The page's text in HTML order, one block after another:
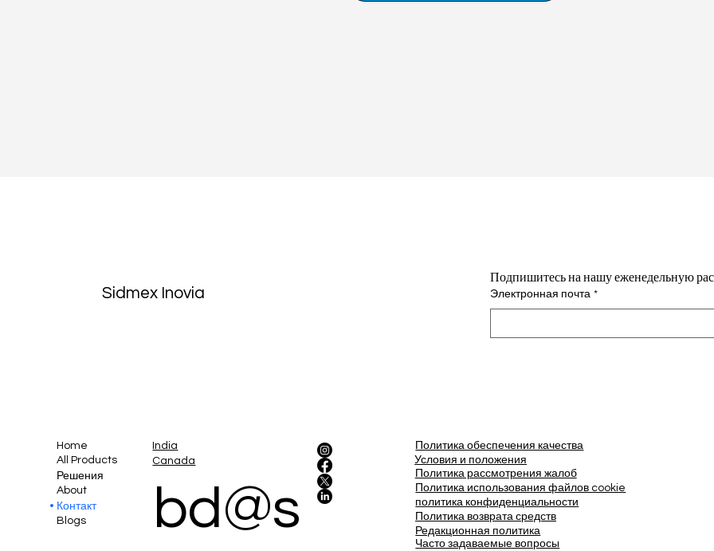
Sidmex Inovia
Подпишитесь на нашу еженедельную
Электронная почта *
Home
All Products
Решения
About
Контакт
Blogs
India
Canada
bd@s
Политика обеспечения качества
Условия и положения
Политика рассмотрения жалоб
Политика использования файлов cookie
политика конфиденциальности
Политика возврата средств
Редакционная политика
Часто задаваемые вопросы